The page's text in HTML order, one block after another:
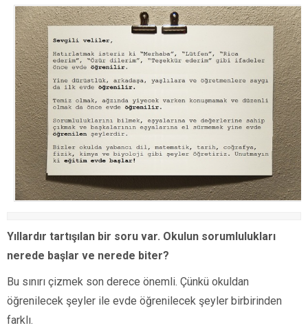
Yıllardır tartışılan bir soru var. Okulun sorumlulukları
nerede başlar ve nerede biter?
Bu sınırı çizmek son derece önemli. Çünkü okuldan
öğrenilecek şeyler ile evde öğrenilecek şeyler birbirinden
farklı.